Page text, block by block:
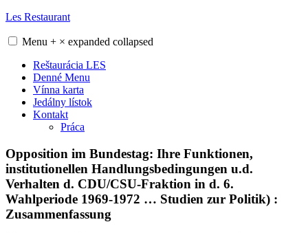
Skip
content
Les Restaurant
Menu + × expanded collapsed
Reštaurácia LES
Denné Menu
Vínna karta
Jedálny lístok
Kontakt
Práca
Opposition im Bundestag: Ihre Funktionen,
institutionellen Handlungsbedingungen u.d.
Verhalten d. CDU/CSU-Fraktion in d. 6.
Wahlperiode 1969-1972 … Studien zur Politik) :
Zusammenfassung